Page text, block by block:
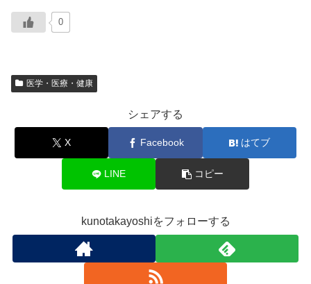
0
医学・医療・健康
シェアする
X Facebook はてブ
LINE コピー
kunotakayoshiをフォローする